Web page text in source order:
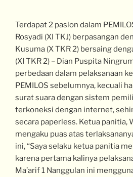
Terdapat 2 paslon dalam
Rosyadi (XI TKJ) berpasangan
Kusuma (X TKR 2) bersaing
(XI TKR 2) – Dian Puspita
perbedaan dalam pelaksanaan
PEMILOS sebelumnya, kecuali
surat suara dengan sistem
terkoneksi dengan internet,
secara paperless. Ketua panitia,
mengaku puas atas
ini, “Saya selaku ketua panitia
karena pertama kalinya
Ma’arif 1 Nanggulan ini